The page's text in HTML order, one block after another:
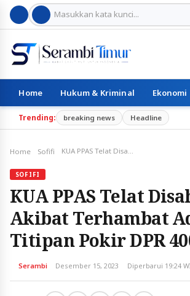
Home Hukum & Kriminal Ekonomi
Trending: breaking news Headline
Home Sofifi KUA PPAS Telat Disahkan Akibat Terhambat Adanya Titipan Pokir DPR 400 Milyar
SOFIFI
KUA PPAS Telat
Akibat Terhambat
Titipan Pokir DPR
Serambi Desember 15, 2023 Diperbarui 19:24